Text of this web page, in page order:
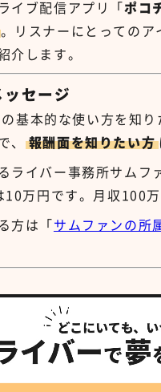
イブ配信アプリ「ポコ
。リスナーにとってのア
介します。
セージ
基本的な使い方を知り
、
報酬面を知りたい方
ライバー事務所サム
万円です。月収100
方は「サムファンの所